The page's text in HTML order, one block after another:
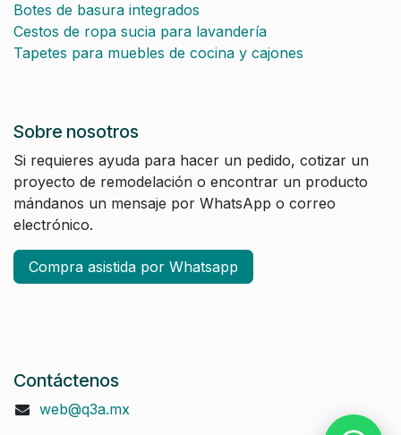
Botes de basura integrados
Cestos de ropa sucia para lavandería
Tapetes para muebles de cocina y cajones
Sobre nosotros
Si requieres ayuda para hacer un pedido, cotizar un
proyecto de remodelación o encontrar un producto
mándanos un mensaje por WhatsApp o correo
electrónico.
Compra asistida por Whatsapp
Contáctenos
web@q3a.mx